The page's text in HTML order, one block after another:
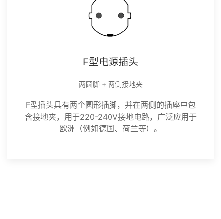
F型电源插头
两圆脚 + 两侧接地夹
F型插头具有两个圆形插脚，并在两侧的插座中包
含接地夹，用于220-240V接地电路，广泛应用于
欧洲（例如德国、荷兰等）。